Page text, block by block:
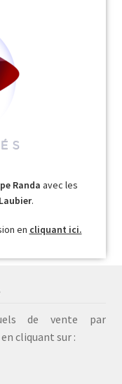
Randa avec les
.
en cliquant ici.
de vente par
cliquant sur :